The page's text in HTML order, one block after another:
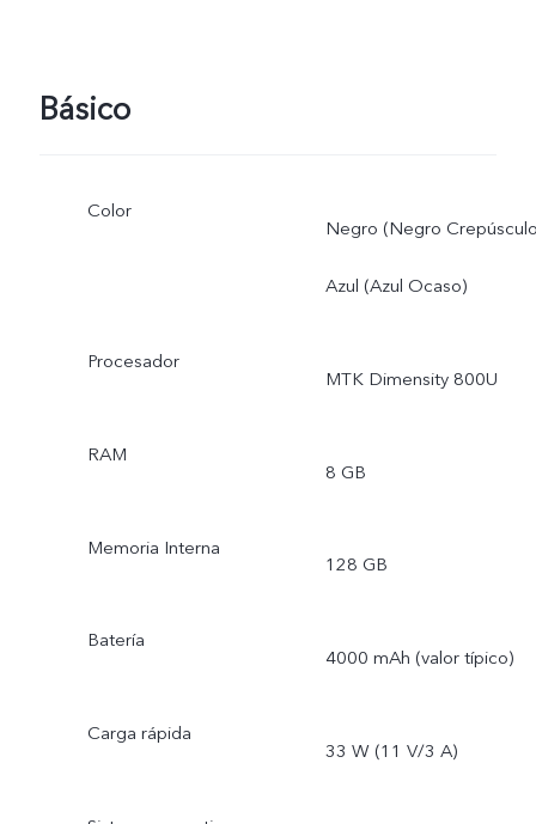
Básico
Color
Negro (Negro
Azul (Azul Ocaso)
Procesador
MTK Dimensity 800U
RAM
8 GB
Memoria Interna
128 GB
Batería
4000 mAh (valor típico)
Carga rápida
33 W (11 V/3 A)